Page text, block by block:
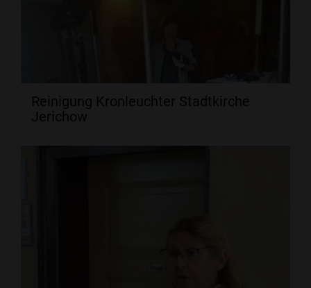
Reinigung Kronleuchter Stadtkirche
Jerichow